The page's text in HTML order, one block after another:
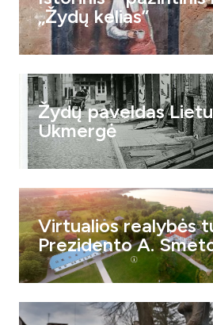
„Žydų kelias”
Žydų paveldas
Ukmergė
Virtualios realybės
Prezidento A.